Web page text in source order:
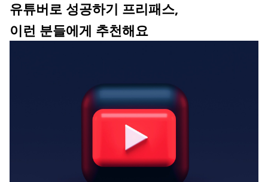
유튜버로 성공하기 프리패스,
이런 분들에게 추천해요